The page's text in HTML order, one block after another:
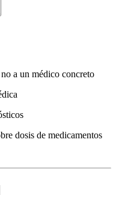
a un médico concreto
dosis de medicamentos